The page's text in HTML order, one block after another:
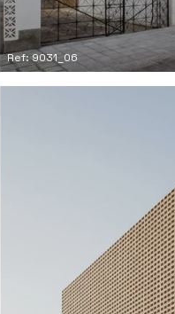
Ref: 9031_06